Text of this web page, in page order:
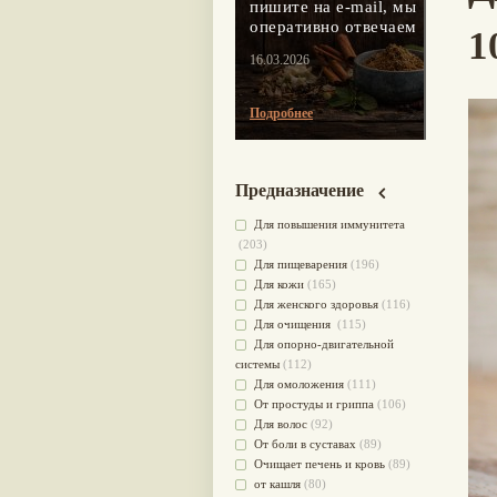
пишите на e-mail, мы
оперативно отвечаем
16.03.2026
Подробнее
Предназначение
Для повышения иммунитета
(203)
Для пищеварения (196)
Для кожи (165)
Для женского здоровья (116)
Для очищения (115)
Для опорно-двигательной
системы (112)
Для омоложения (111)
От простуды и гриппа (106)
Для волос (92)
От боли в суставах (89)
Очищает печень и кровь (89)
от кашля (80)